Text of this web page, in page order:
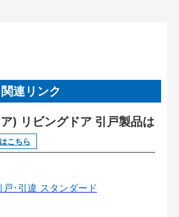
連リンク
) リビングドア 引戸製品は
こちら
戸･引違 スタンダード